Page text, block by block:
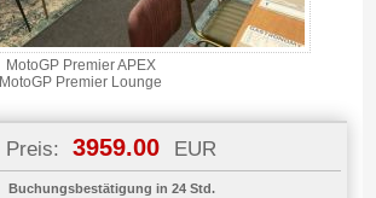
MotoGP Premier APEX
MotoGP Premier Lounge
Preis: 3959.00 EUR
Buchungsbestätigung in 24 Std.